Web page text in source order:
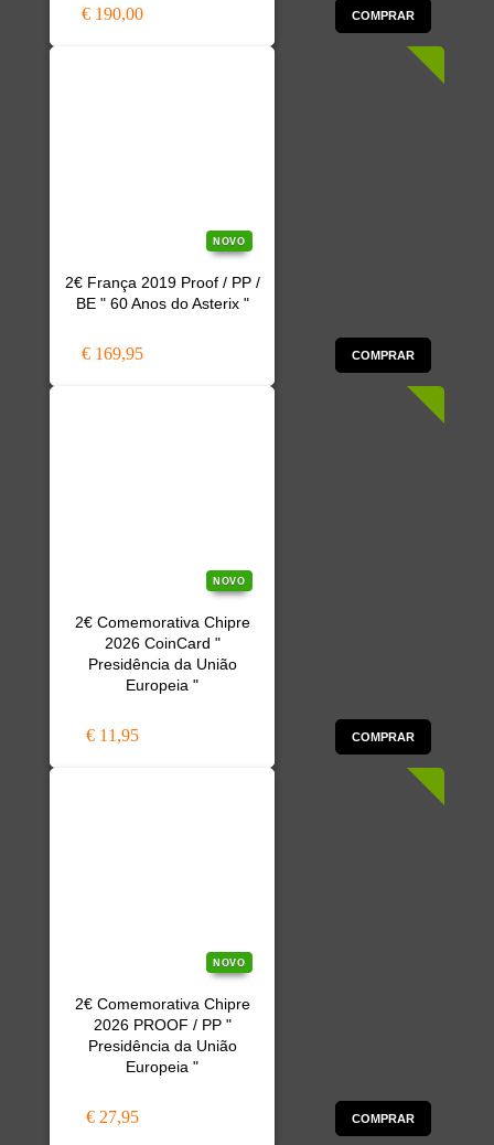
€ 190,00 COMPRAR
NOVO
2€ França 2019 Proof / PP /
BE " 60 Anos do Asterix "
€ 169,95 COMPRAR
NOVO
2€ Comemorativa Chipre
2026 CoinCard "
Presidência da União
Europeia "
€ 11,95 COMPRAR
NOVO
2€ Comemorativa Chipre
2026 PROOF / PP "
Presidência da União
Europeia "
€ 27,95 COMPRAR